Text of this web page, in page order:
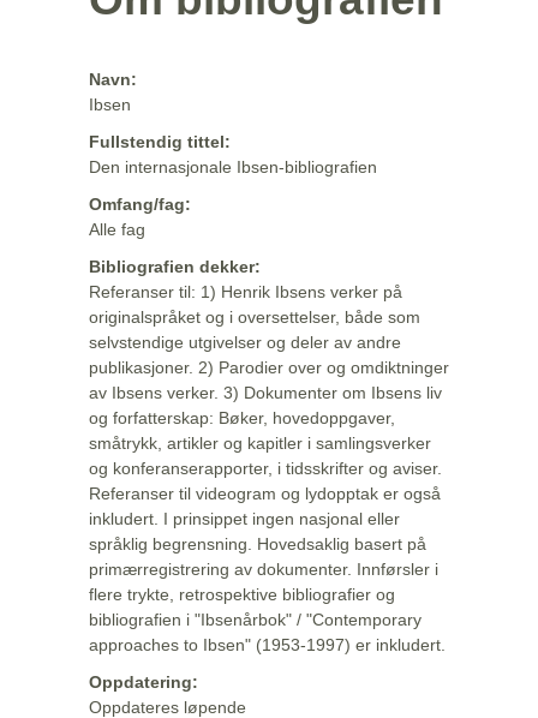
Navn:
Ibsen
Fullstendig tittel:
Den internasjonale Ibsen-bibliografien
Omfang/fag:
Alle fag
Bibliografien dekker:
Referanser til: 1) Henrik Ibsens verker på
originalspråket og i oversettelser, både som
selvstendige utgivelser og deler av andre
publikasjoner. 2) Parodier over og omdiktninger
av Ibsens verker. 3) Dokumenter om Ibsens liv
og forfatterskap: Bøker, hovedoppgaver,
småtrykk, artikler og kapitler i samlingsverker
og konferanserapporter, i tidsskrifter og aviser.
Referanser til videogram og lydopptak er også
inkludert. I prinsippet ingen nasjonal eller
språklig begrensning. Hovedsaklig basert på
primærregistrering av dokumenter. Innførsler i
flere trykte, retrospektive bibliografier og
bibliografien i "Ibsenårbok" / "Contemporary
approaches to Ibsen" (1953-1997) er inkludert.
Oppdatering:
Oppdateres løpende